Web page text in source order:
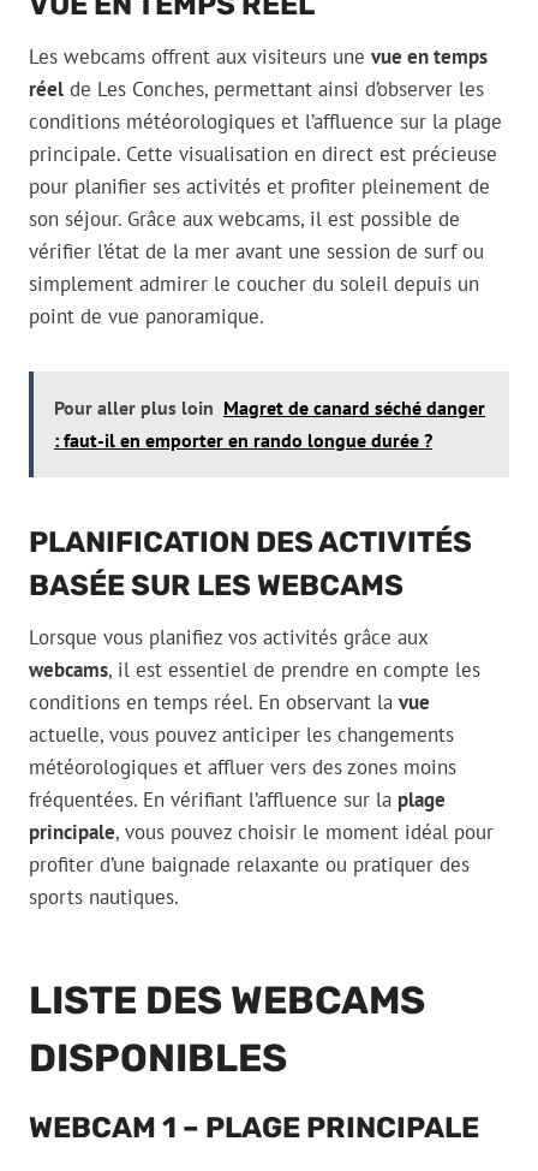
Les webcams offrent aux visiteurs une vue en temps
réel de Les Conches, permettant ainsi d’observer les
conditions météorologiques et l’affluence sur la plage
principale. Cette visualisation en direct est précieuse
pour planifier ses activités et profiter pleinement de
son séjour. Grâce aux webcams, il est possible de
vérifier l’état de la mer avant une session de surf ou
simplement admirer le coucher du soleil depuis un
point de vue panoramique.
Pour aller plus loin Magret de canard séché danger
: faut-il en emporter en rando longue durée ?
PLANIFICATION DES ACTIVITÉS
BASÉE SUR LES WEBCAMS
Lorsque vous planifiez vos activités grâce aux
webcams, il est essentiel de prendre en compte les
conditions en temps réel. En observant la vue
actuelle, vous pouvez anticiper les changements
météorologiques et affluer vers des zones moins
fréquentées. En vérifiant l’affluence sur la plage
principale, vous pouvez choisir le moment idéal pour
profiter d’une baignade relaxante ou pratiquer des
sports nautiques.
LISTE DES WEBCAMS
DISPONIBLES
WEBCAM 1 – PLAGE PRINCIPALE